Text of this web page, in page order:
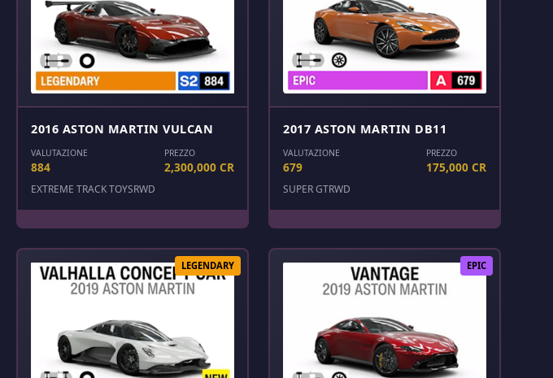
2016 ASTON MARTIN VULCAN
VALUTAZIONE
884
PREZZO
2,300,000 CR
EXTREME TRACK TOYSRWD
2017 ASTON MARTIN DB11
VALUTAZIONE
679
PREZZO
175,000 CR
SUPER GTRWD
LEGENDARY EPIC